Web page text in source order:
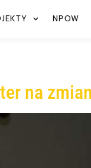
NPOW
na